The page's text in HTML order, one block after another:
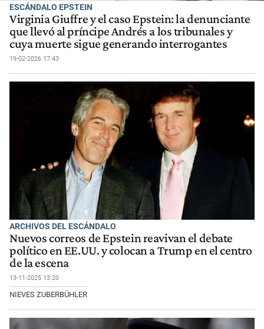
ESCÁNDALO EPSTEIN
Virginia Giuffre y el caso Epstein: la denunciante
que llevó al príncipe Andrés a los tribunales y
cuya muerte sigue generando interrogantes
19-02-2026 17:43
ARCHIVOS DEL ESCÁNDALO
Nuevos correos de Epstein reavivan el debate
político en EE.UU. y colocan a Trump en el centro
de la escena
13-11-2025 13:20
NIEVES ZUBERBÜHLER